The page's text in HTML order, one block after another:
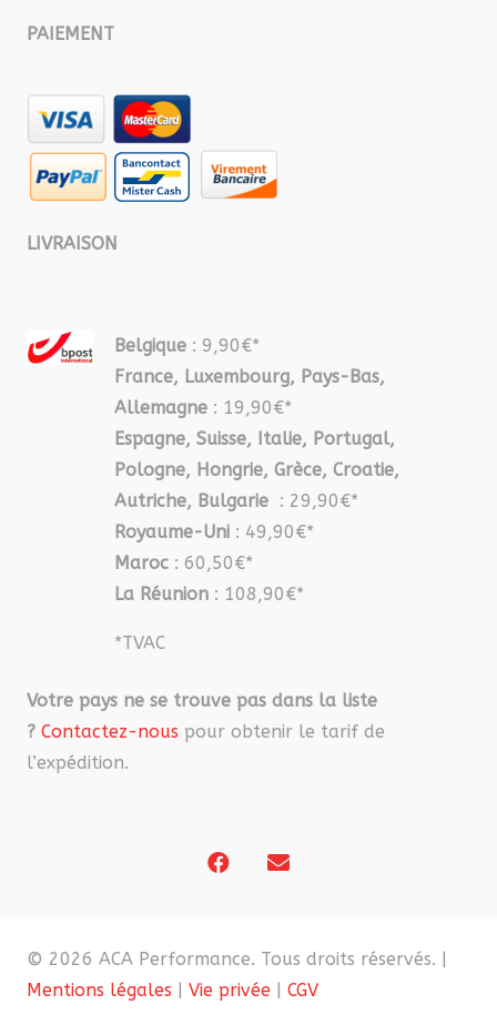
PAIEMENT
LIVRAISON
Belgique : 9,90€*
France, Luxembourg, Pays-Bas,
Allemagne : 19,90€*
Espagne, Suisse, Italie, Portugal,
Pologne, Hongrie, Grèce, Croatie,
Autriche, Bulgarie : 29,90€*
Royaume-Uni : 49,90€*
Maroc : 60,50€*
La Réunion : 108,90€*
*TVAC
Votre pays ne se trouve pas dans la liste
? Contactez-nous pour obtenir le tarif de
l’expédition.
© 2026 ACA Performance. Tous droits réservés. |
Mentions légales
Vie privée CGV